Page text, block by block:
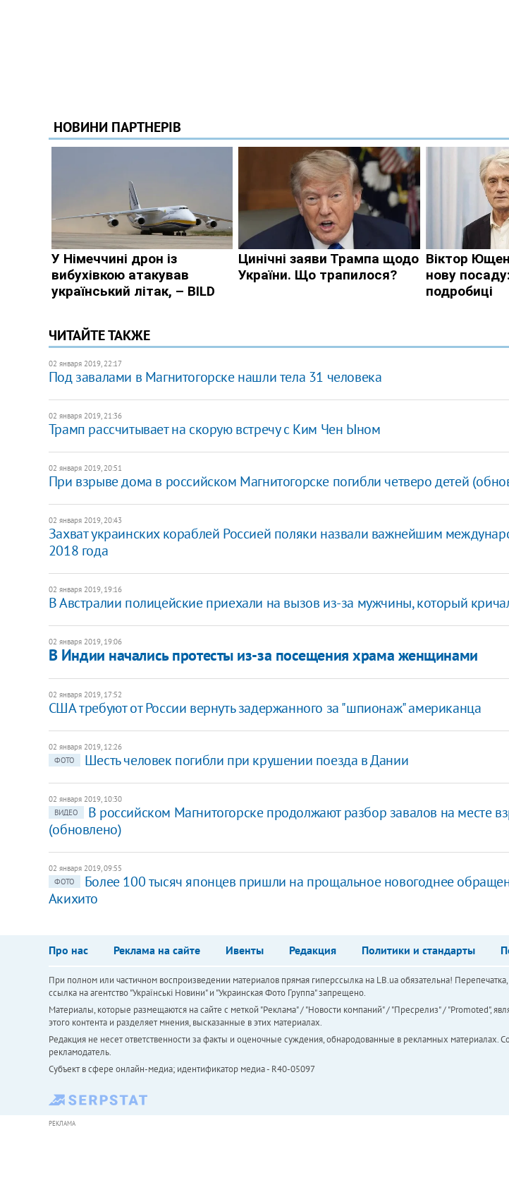
ЧИТАЙТЕ ТАКЖЕ
02 января 2019, 22:17
Под завалами в Магнитогорске нашли тела 31 человека
02 января 2019, 21:36
Трамп рассчитывает на скорую встречу с Ким Чен Ыном
02 января 2019, 20:51
При взрыве дома в российском Магнитогорске погибли четверо детей
02 января 2019, 20:43
Захват украинских кораблей Россией поляки назвали важнейшим
2018 года
02 января 2019, 19:16
​В Австралии полицейские приехали на вызов из-за мужчины, который
02 января 2019, 19:06
В Индии начались протесты из-за посещения храма женщинами
02 января 2019, 17:52
США требуют от России вернуть задержанного за "шпионаж" американца
02 января 2019, 12:26
ФОТО
Шесть человек погибли при крушении поезда в Дании
02 января 2019, 10:30
ВИДЕО
В российском Магнитогорске продолжают разбор завалов на месте
(обновлено)
02 января 2019, 09:55
ФОТО
Более 100 тысяч японцев пришли на прощальное новогоднее
Акихито
Про нас Реклама на сайте Ивенты Редакция Политики и стандарты
При полном или частичном воспроизведении материалов прямая гиперссылка на LB.ua обязательна!
ссылка на агентство "Українськi Новини" и "Украинская Фото Группа" запрещено.
Материалы, которые размещаются на сайте с меткой "Реклама" / "Новости компаний" / "Пресрелиз" / "Promoted",
этого контента и разделяет мнения, высказанные в этих материалах.
Редакция не несет ответственности за факты и оценочные суждения, обнародованные в рекламных материалах.
рекламодатель.
Субъект в сфере онлайн-медиа; идентификатор медиа - R40-05097
РЕКЛАМА